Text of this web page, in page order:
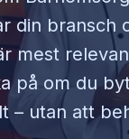
din bransch
mest
på om du
– utan att